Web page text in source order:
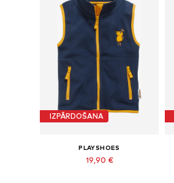
IZPĀRDOŠANA
PLAYSHOES
19,90 €